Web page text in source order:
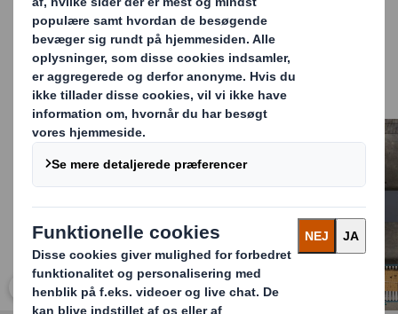
Det på trods af at mange forstår, at en optimeret
emballage løsning kan have positive effekter på hele
forsyningskæden, og kan repræsentere betydelige
effektivitetsgevinster, både på omkostninger og miljø.
Carousel. Use previous and next buttons to move
Klik for at gøre billedet større